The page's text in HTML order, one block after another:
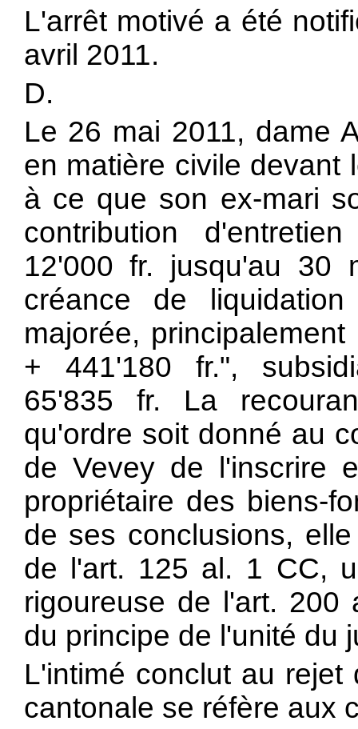
L'arrêt motivé a été
avril 2011.
D.
Le 26 mai 2011, dame
en matière civile devant
à ce que son ex-mari
contribution
12'000 fr. jusqu'au 30
créance de
majorée,
+ 441'180 fr.",
65'835 fr. La
qu'ordre soit donné au
de Vevey de l'inscrire
propriétaire des biens-
de ses conclusions,
de l'art. 125 al. 1 CC,
rigoureuse de l'art. 200
du principe de l'unité du
L'intimé conclut au
cantonale se réfère aux